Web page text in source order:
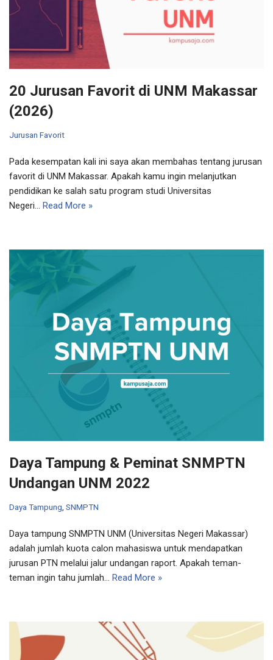
20 Jurusan Favorit di UNM Makassar
(2026)
Jurusan Favorit
Pada kesempatan kali ini saya akan membahas tentang jurusan
favorit di UNM Makassar. Apakah kamu ingin melanjutkan
pendidikan ke salah satu program studi Universitas
Negeri… Read More »
Daya Tampung & Peminat SNMPTN
Undangan UNM 2022
Daya Tampung SNMPTN
Daya tampung SNMPTN UNM (Universitas Negeri Makassar)
adalah jumlah kuota calon mahasiswa untuk mendapatkan
jurusan PTN melalui jalur undangan raport. Apakah teman-
teman ingin tahu jumlah… Read More »